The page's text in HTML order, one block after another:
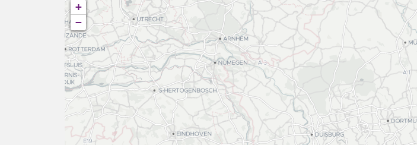
+
−